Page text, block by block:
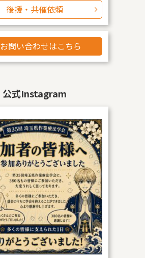
後援・共催依頼
お問い合わせはこちら
公式Instagram